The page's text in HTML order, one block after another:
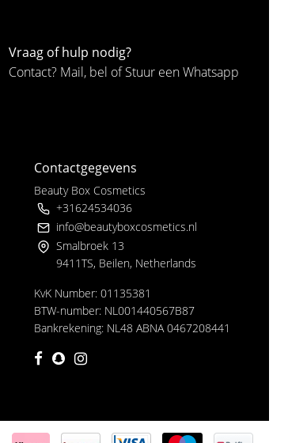
Vraag of hulp nodig?
Contact? Mail, bel of Stuur een Whatsapp
Contactgegevens
Beauty Box Cosmetics
+31624534036
info@beautyboxcosmetics.nl
Smalbroek 13
9411TS, Beilen, Netherlands
KvK Number: 01135381
BTW-number: NL001440567B87
Bankrekening: NL48 ABNA 0467208441